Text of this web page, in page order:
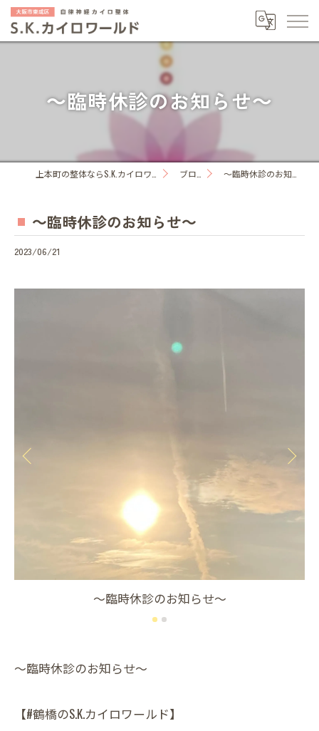
～臨時休診のお知らせ～
ブログ ～臨時休診のお知らせ～
～臨時休診のお知らせ～
2023/06/21
～臨時休診のお知らせ～
～臨時休診のお知らせ～
【#鶴橋のS.K.カイロワールド】